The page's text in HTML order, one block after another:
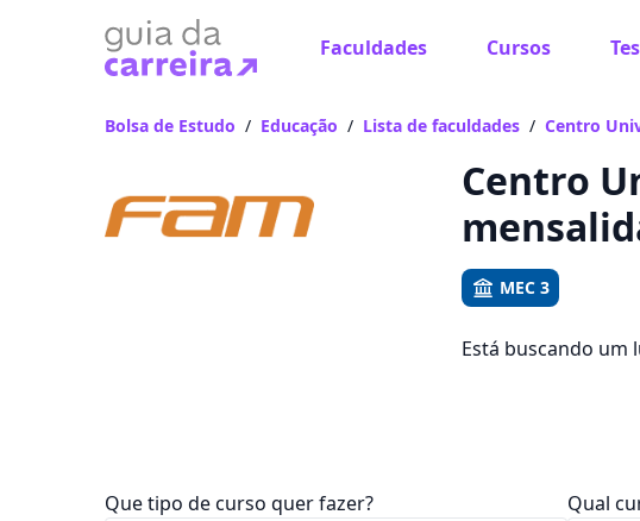
Faculdades Cursos
Vamos te guiar
Bolsa de Estudo / Educação / Lista de faculdades / Centro
Centro
MEC 3
Está buscando um
Que tipo de curso quer fazer? Qual